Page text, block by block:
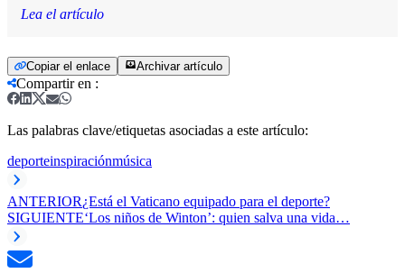
Lea el artículo
Copiar el enlace Archivar artículo
Compartir en :
Las palabras clave/etiquetas asociadas a este artículo:
deporteinspiraciónmúsica
ANTERIOR¿Está el Vaticano equipado para el deporte?
SIGUIENTE‘Los niños de Winton’: quien salva una vida…